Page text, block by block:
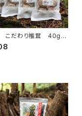
こだわり椎茸 40g×
合計5個